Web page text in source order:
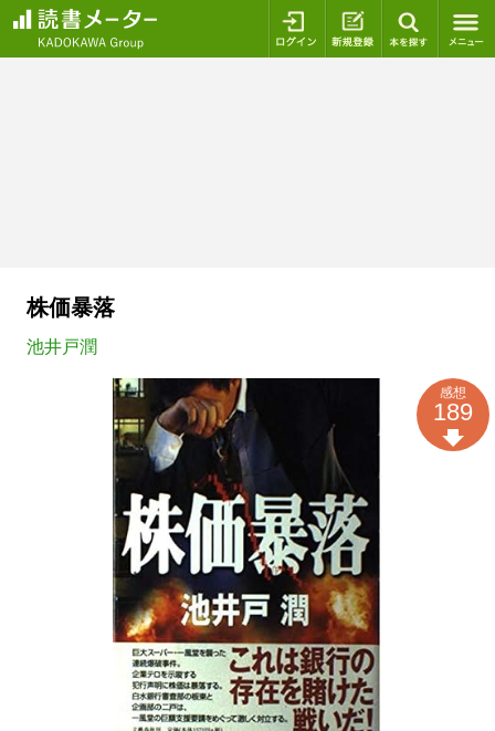
ログイン 新規登録
株価暴落
池井戸潤
感想
189